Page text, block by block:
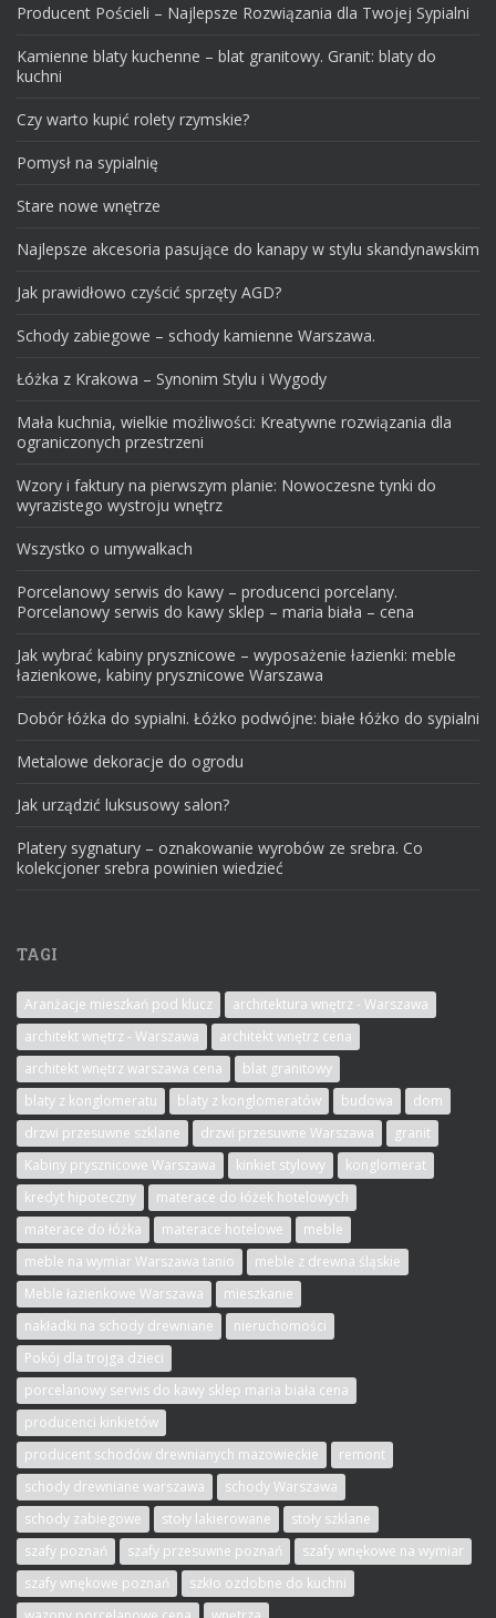
Producent Pościeli – Najlepsze Rozwiązania dla Twojej Sypialni
Kamienne blaty kuchenne – blat granitowy. Granit: blaty do
kuchni
Czy warto kupić rolety rzymskie?
Pomysł na sypialnię
Stare nowe wnętrze
Najlepsze akcesoria pasujące do kanapy w stylu skandynawskim
Jak prawidłowo czyścić sprzęty AGD?
Schody zabiegowe – schody kamienne Warszawa.
Łóżka z Krakowa – Synonim Stylu i Wygody
Mała kuchnia, wielkie możliwości: Kreatywne rozwiązania dla
ograniczonych przestrzeni
Wzory i faktury na pierwszym planie: Nowoczesne tynki do
wyrazistego wystroju wnętrz
Wszystko o umywalkach
Porcelanowy serwis do kawy – producenci porcelany.
Porcelanowy serwis do kawy sklep – maria biała – cena
Jak wybrać kabiny prysznicowe – wyposażenie łazienki: meble
łazienkowe, kabiny prysznicowe Warszawa
Dobór łóżka do sypialni. Łóżko podwójne: białe łóżko do sypialni
Metalowe dekoracje do ogrodu
Jak urządzić luksusowy salon?
Platery sygnatury – oznakowanie wyrobów ze srebra. Co
kolekcjoner srebra powinien wiedzieć
TAGI
Aranżacje mieszkań pod klucz
architektura wnętrz - Warszawa
architekt wnętrz - Warszawa
architekt wnętrz cena
architekt wnętrz warszawa cena
blat granitowy
blaty z konglomeratu
blaty z konglomeratów budowa
dom
drzwi przesuwne szklane
drzwi przesuwne Warszawa
granit
Kabiny prysznicowe Warszawa
kinkiet stylowy
konglomerat
kredyt hipoteczny
materace do łóżek hotelowych
materace do łóżka
materace hotelowe
meble
meble na wymiar Warszawa tanio
meble z drewna śląskie
Meble łazienkowe Warszawa
mieszkanie
nakładki na schody drewniane
nieruchomości
Pokój dla trojga dzieci
porcelanowy serwis do kawy sklep maria biała cena
producenci kinkietów
producent schodów drewnianych mazowieckie
remont
schody drewniane warszawa
schody Warszawa
schody zabiegowe
stoły lakierowane
stoły szklane
szafy poznań
szafy przesuwne poznań
szafy wnękowe na wymiar
szafy wnękowe poznań
szkło ozdobne do kuchni